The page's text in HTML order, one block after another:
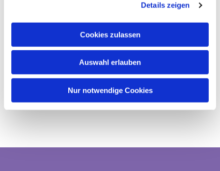
Details zeigen
Cookies zulassen
Auswahl erlauben
Nur notwendige Cookies